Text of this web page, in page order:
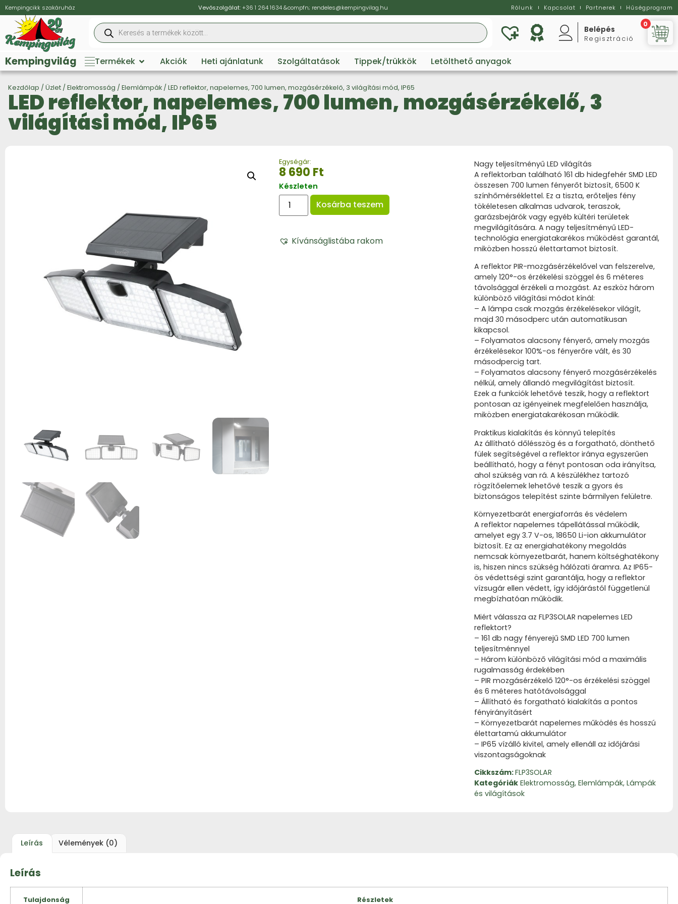
Kempingcikk szakáruház Vevőszolgálat: +36 1 264 1634&compfn; rendeles@kempingvilag.hu Rólunk Kapcsolat Partnerek Hűségprogram
Belépés
Regisztráció
0
Kempingvilág Termékek Akciók Heti ajánlatunk Szolgáltatások Tippek/trükkök Letölthető anyagok
Kezdőlap / Üzlet / Elektromosság / Elemlámpák / LED reflektor, napelemes, 700 lumen, mozgásérzékelő, 3 világítási mód, IP65
LED reflektor, napelemes, 700 lumen, mozgásérzékelő, 3
világítási mód, IP65
Egységár:
8 690 Ft
Készleten
Kosárba teszem
Kívánságlistába rakom
Nagy teljesítményű LED világítás
A reflektorban található 161 db hidegfehér SMD LED
összesen 700 lumen fényerőt biztosít, 6500 K
színhőmérséklettel. Ez a tiszta, erőteljes fény
tökéletesen alkalmas udvarok, teraszok,
garázsbejárók vagy egyéb kültéri területek
megvilágítására. A nagy teljesítményű LED-
technológia energiatakarékos működést garantál,
miközben hosszú élettartamot biztosít.
A reflektor PIR-mozgásérzékelővel van felszerelve,
amely 120°-os érzékelési szöggel és 6 méteres
távolsággal érzékeli a mozgást. Az eszköz három
különböző világítási módot kínál:
– A lámpa csak mozgás érzékelésekor világít,
majd 30 másodperc után automatikusan
kikapcsol.
– Folyamatos alacsony fényerő, amely mozgás
érzékelésekor 100%-os fényerőre vált, és 30
másodpercig tart.
– Folyamatos alacsony fényerő mozgásérzékelés
nélkül, amely állandó megvilágítást biztosít.
Ezek a funkciók lehetővé teszik, hogy a reflektort
pontosan az igényeinek megfelelően használja,
miközben energiatakarékosan működik.
Praktikus kialakítás és könnyű telepítés
Az állítható dőlésszög és a forgatható, dönthető
fülek segítségével a reflektor iránya egyszerűen
beállítható, hogy a fényt pontosan oda irányítsa,
ahol szükség van rá. A készülékhez tartozó
rögzítőelemek lehetővé teszik a gyors és
biztonságos telepítést szinte bármilyen felületre.
Környezetbarát energiaforrás és védelem
A reflektor napelemes tápellátással működik,
amelyet egy 3.7 V-os, 18650 Li-ion akkumulátor
biztosít. Ez az energiahatékony megoldás
nemcsak környezetbarát, hanem költséghatékony
is, hiszen nincs szükség hálózati áramra. Az IP65-
ös védettségi szint garantálja, hogy a reflektor
vízsugár ellen védett, így időjárástól függetlenül
megbízhatóan működik.
Miért válassza az FLP3SOLAR napelemes LED
reflektort?
– 161 db nagy fényerejű SMD LED 700 lumen
teljesítménnyel
– Három különböző világítási mód a maximális
rugalmasság érdekében
– PIR mozgásérzékelő 120°-os érzékelési szöggel
és 6 méteres hatótávolsággal
– Állítható és forgatható kialakítás a pontos
fényirányításért
– Környezetbarát napelemes működés és hosszú
élettartamú akkumulátor
– IP65 vízálló kivitel, amely ellenáll az időjárási
viszontagságoknak
Cikkszám:FLP3SOLAR
Kategóriák Elektromosság,Elemlámpák,Lámpák
és világítások
Leírás Vélemények (0)
Leírás
Tulajdonság Részletek